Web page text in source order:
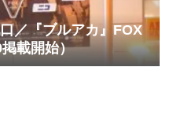
／『ブルアカ』FOX
載開始）